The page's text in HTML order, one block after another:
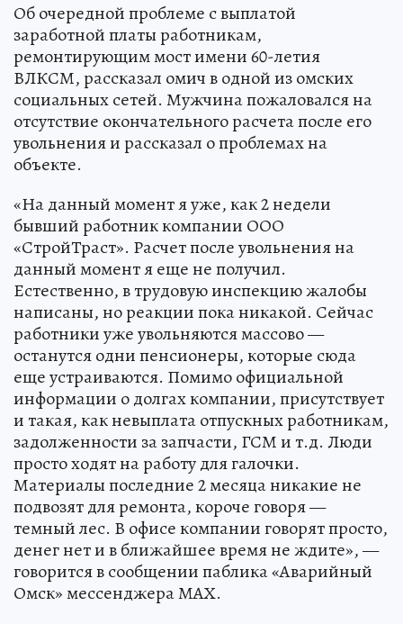
Об очередной проблеме с выплатой
заработной платы работникам,
ремонтирующим мост имени 60-летия
ВЛКСМ, рассказал омич в одной из омских
социальных сетей. Мужчина пожаловался на
отсутствие окончательного расчета после его
увольнения и рассказал о проблемах на
объекте.
«На данный момент я уже, как 2 недели
бывший работник компании ООО
«СтройТраст». Расчет после увольнения на
данный момент я еще не получил.
Естественно, в трудовую инспекцию жалобы
написаны, но реакции пока никакой. Сейчас
работники уже увольняются массово —
останутся одни пенсионеры, которые сюда
еще устраиваются. Помимо официальной
информации о долгах компании, присутствует
и такая, как невыплата отпускных работникам,
задолженности за запчасти, ГСМ и т.д. Люди
просто ходят на работу для галочки.
Материалы последние 2 месяца никакие не
подвозят для ремонта, короче говоря —
темный лес. В офисе компании говорят просто,
денег нет и в ближайшее время не ждите», —
говорится в сообщении паблика «Аварийный
Омск» мессенджера МАХ.